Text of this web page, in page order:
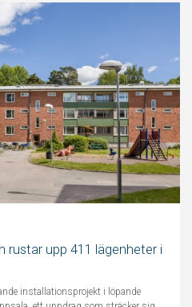
rustar upp 411 lägenheter i
installationsprojekt i löpande